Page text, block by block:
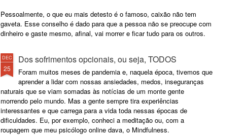
Pessoalmente, o que eu mais detesto é o famoso, caixão não tem
gaveta. Esse conselho é dado para que a pessoa não se preocupe com
dinheiro e gaste mesmo, afinal, vai morrer e ficar tudo para os outros.
DEC
25
Dos sofrimentos opcionais, ou seja, TODOS
Foram muitos meses de pandemia e, naquela época, tivemos que
aprender a lidar com nossas ansiedades, medos, inseguranças
naturais que se viam somadas às notícias de um monte gente
morrendo pelo mundo. Mas a gente sempre tira experiências
interessantes e que carrega para a vida toda nessas épocas de
dificuldades. Eu, por exemplo, conheci a meditação ou, com a
roupagem que meu psicólogo online dava, o Mindfulness.